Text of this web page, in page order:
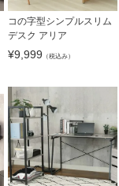
コの字型シンプルスリム
デスク アリア
¥9,999 （税込み）